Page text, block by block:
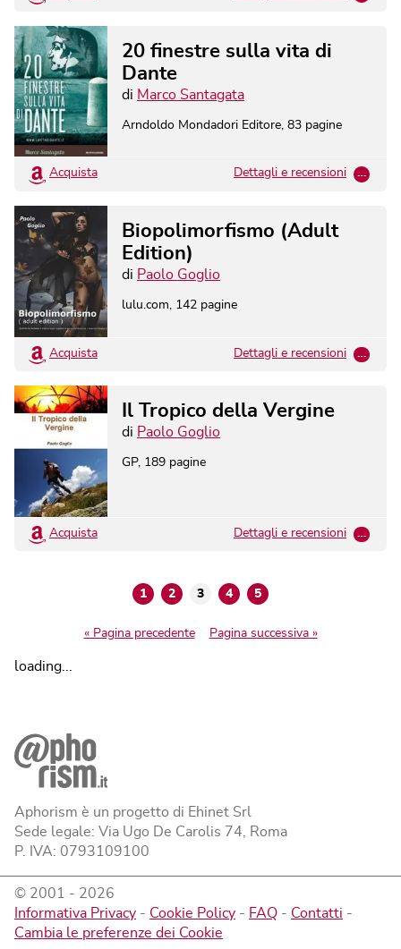
20 finestre sulla vita di
Dante
di Marco Santagata
Arndoldo Mondadori Editore 83 pagine
Acquista Dettagli e recensioni …
Biopolimorfismo (Adult
Edition)
di Paolo Goglio
lulu.com, 142 pagine
Acquista Dettagli e recensioni …
Il Tropico della Vergine
di Paolo Goglio
GP, 189 pagine
Acquista Dettagli e recensioni …
1 2 3 4 5
« Pagina precedente Pagina successiva »
loading...
Aphorism è un progetto di Ehinet Srl
Sede legale: Via Ugo De Carolis 74, Roma
P. IVA: 0793109100
© 2001 - 2026
Informativa Privacy - Cookie Policy - FAQ - Contatti -
Cambia le preferenze dei Cookie